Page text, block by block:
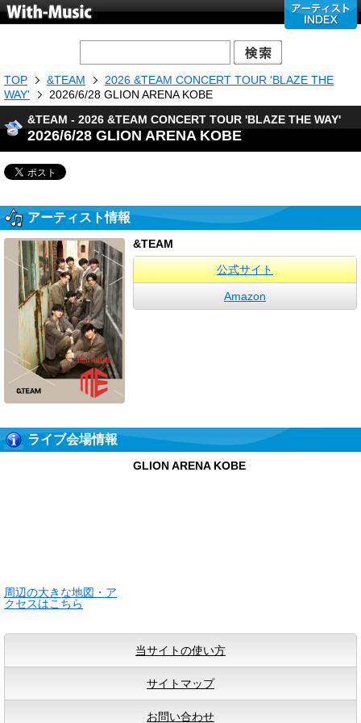
TOP &TEAM
2026 &TEAM CONCERT TOUR 'BLAZE THE
WAY'
2026/6/28 GLION ARENA KOBE
&TEAM - 2026 &TEAM CONCERT TOUR 'BLAZE THE WAY'
2026/6/28 GLION ARENA KOBE
アーティスト情報
&TEAM
公式サイト
Amazon
ライブ会場情報
周辺の大きな地図・ア
クセスはこちら
GLION ARENA KOBE
当サイトの使い方
サイトマップ
お問い合わせ